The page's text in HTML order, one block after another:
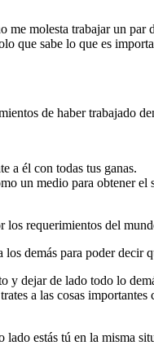
molesta trabajar un
que sabe lo que es
de haber trabajado
a él con todas tus ganas.
un medio para obtener el
los requerimientos del
demás para poder decir
dejar de lado todo lo
a las cosas
estás tú en la misma